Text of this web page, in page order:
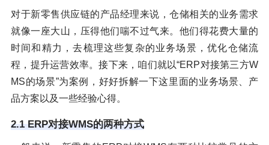
对于新零售供应链的产品经理来说，仓储相关的业务需求
就像一座大山，压得他们喘不过气来。他们得花费大量的
时间和精力，去梳理这些复杂的业务场景，优化仓储流
程，提升运营效率。接下来，咱们就以“ERP对接第三方W
MS的场景”为案例，好好拆解一下这里面的业务场景、产
品方案以及一些经验心得。
2.1 ERP对接WMS的两种方式